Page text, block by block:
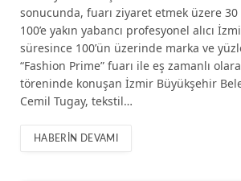
sonucunda, fuarı ziyaret etmek üzere 30
100’e yakın yabancı profesyonel alıcı
süresince 100’ün üzerinde marka ve
“Fashion Prime” fuarı ile eş zamanlı
töreninde konuşan İzmir Büyükşehir
Cemil Tugay, tekstil…
HABERIN DEVAMI